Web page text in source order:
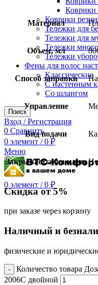
Коврики
Коврики
Тележки для
Тележки для
Тележки
Тележки
Фены для волос
Классические
С настенным
Со шлангом
Поиск
Вход / Регистрация
0 Сравнить
0 элемент / 0 ₽
Меню
0 элемент / 0 ₽
Материал
Объем, мл
Способ заправки
Управление
Вид подачи
Закрывается на ключ
Скидка от 5%
при заказе через корзину
Наличный и
физические и
Количество товара
2006C двойной